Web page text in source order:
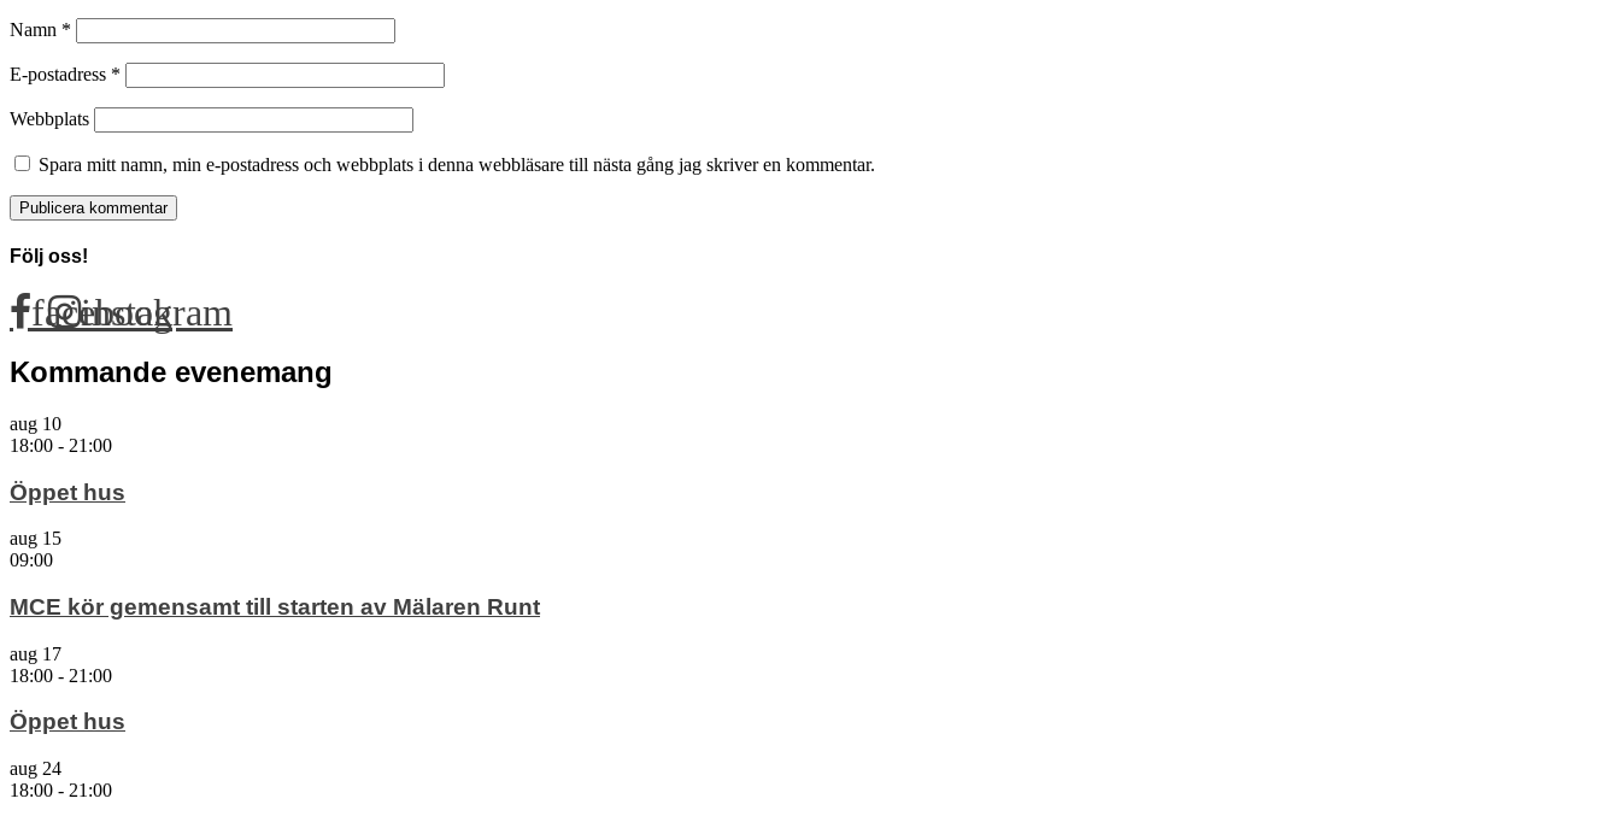
Namn *
E-postadress *
Webbplats
Spara mitt namn, min e-postadress och webbplats i denna webbläsare till nästa gång jag skriver en kommentar.
Följ oss!
facebook
instagram
Kommande evenemang
aug 10
18:00 - 21:00
Öppet hus
aug 15
09:00
MCE kör gemensamt till starten av Mälaren Runt
aug 17
18:00 - 21:00
Öppet hus
aug 24
18:00 - 21:00